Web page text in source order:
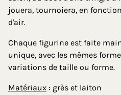
jouera, tournoiera, en
d'air.
Chaque figurine est faite
unique, avec les mêmes
variations de taille ou forme.
Matériaux : grès et laiton